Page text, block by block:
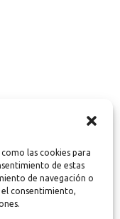
las cookies para
de estas
de navegación o
consentimiento,